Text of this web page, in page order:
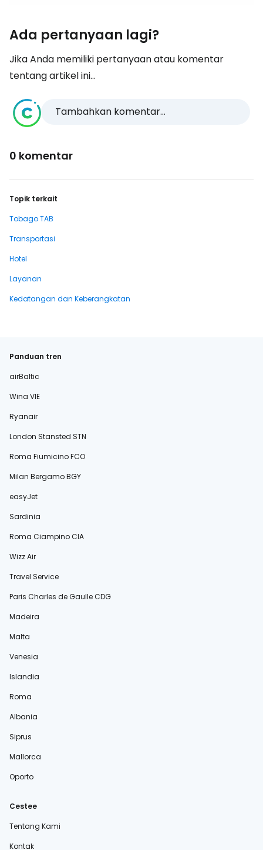
Ada pertanyaan lagi?
Jika Anda memiliki pertanyaan atau komentar
tentang artikel ini...
Tambahkan komentar...
0 komentar
Topik terkait
Tobago TAB
Transportasi
Hotel
Layanan
Kedatangan dan Keberangkatan
Panduan tren
airBaltic
Wina VIE
Ryanair
London Stansted STN
Roma Fiumicino FCO
Milan Bergamo BGY
easyJet
Sardinia
Roma Ciampino CIA
Wizz Air
Travel Service
Paris Charles de Gaulle CDG
Madeira
Malta
Venesia
Islandia
Roma
Albania
Siprus
Mallorca
Oporto
Cestee
Tentang Kami
Kontak